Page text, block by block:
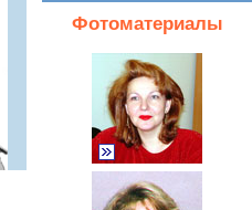
Фотоматериалы